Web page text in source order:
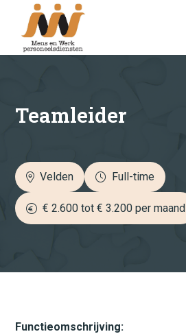
Teamleider
Velden Full-time
€ 2.600 tot € 3.200 per maand
Functieomschrijving:
Job alert
E-mailadres*